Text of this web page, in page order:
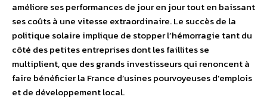
améliore ses performances de jour en jour tout en baissant
ses coûts à une vitesse extraordinaire. Le succès de la
politique solaire implique de stopper l’hémorragie tant du
côté des petites entreprises dont les faillites se
multiplient, que des grands investisseurs qui renoncent à
faire bénéficier la France d’usines pourvoyeuses d’emplois
et de développement local.